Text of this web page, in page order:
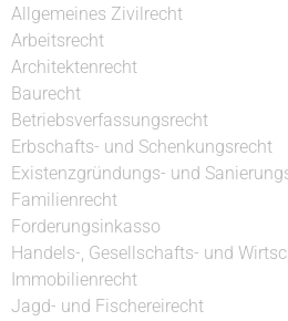
Allgemeines Zivilrecht
Arbeitsrecht
Architektenrecht
Baurecht
Betriebsverfassungsrecht
Erbschafts- und Schenkungsrecht
Existenzgründungs- und
Familienrecht
Forderungsinkasso
Handels-, Gesellschafts- und
Immobilienrecht
Jagd- und Fischereirecht